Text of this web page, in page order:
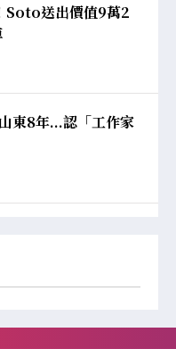
Soto送出價值9萬2
東8年...認「工作家